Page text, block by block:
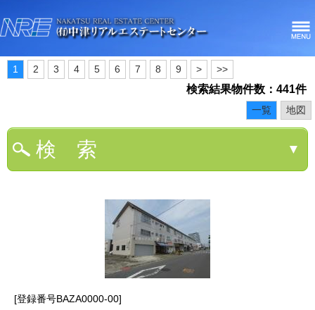
1 2 3 4 5 6 7 8 9 > >>
検索結果物件数：441件
地図
一覧
検 索 ▼
登録番号BAZA0000-00